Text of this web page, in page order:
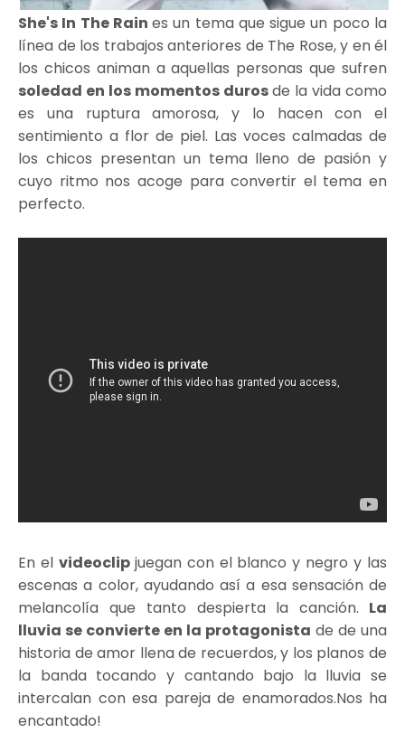
She's In The Raines un tema que sigue un poco la
línea de los trabajos anteriores de The Rose, y en él
los chicos animan a aquellas personas que sufren
soledad en los momentos durosde la vida como
es una ruptura amorosa, y lo hacen con el
sentimiento a flor de piel. Las voces calmadas de
los chicos presentan un tema lleno de pasión y
cuyo ritmo nos acoge para convertir el tema en
perfecto.
En el videoclip juegan con el blanco y negro y las
escenas a color, ayudando así a esa sensación de
melancolía que tanto despierta la canción. La
lluvia se convierte en la protagonista de de una
historia de amor llena de recuerdos, y los planos de
la banda tocando y cantando bajo la lluvia se
intercalan con esa pareja de enamorados.Nos ha
encantado!